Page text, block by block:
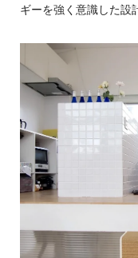
ギーを強く意識した設